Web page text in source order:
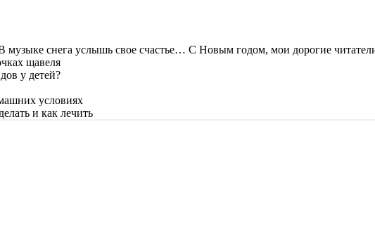
музыке снега услышь свое счастье… С Новым годом, мои дорогие
щавеля
у детей?
условиях
и как лечить